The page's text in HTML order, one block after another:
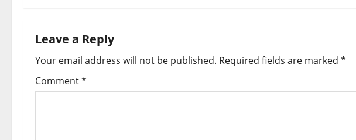
n
a
v
Leave a Reply
Your email address will not be published. Required fields are marked *
Comment*